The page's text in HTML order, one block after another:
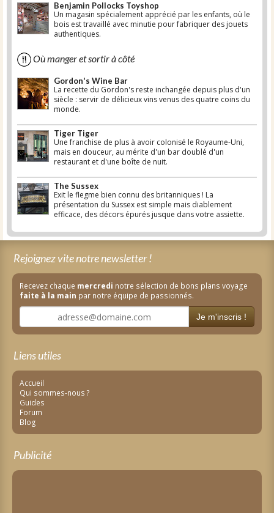
Benjamin Pollocks Toyshop
Un magasin spécialement apprécié par les enfants, où le
bois est travaillé avec minutie pour fabriquer des jouets
authentiques.
Où manger et sortir à côté
Gordon's Wine Bar
La recette du Gordon's reste inchangée depuis plus d'un
siècle : servir de délicieux vins venus des quatre coins du
monde.
Tiger Tiger
Une franchise de plus à avoir colonisé le Royaume-Uni,
mais en douceur, au mérite d'un bar doublé d'un
restaurant et d'une boîte de nuit.
The Sussex
Exit le flegme bien connu des britanniques ! La
présentation du Sussex est simple mais diablement
efficace, des décors épurés jusque dans votre assiette.
Rejoignez vite notre newsletter !
Recevez chaque mercredi notre sélection de bons plans voyage
faite à la main par notre équipe de passionnés.
Je m'inscris !
Liens utiles
Accueil
Qui sommes-nous ?
Guides
Forum
Blog
Publicité